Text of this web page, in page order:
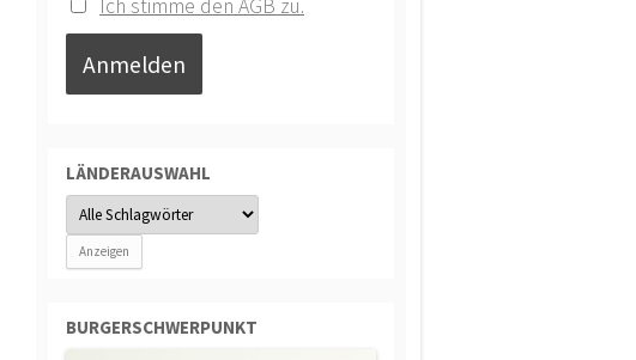
Ich stimme den AGB zu.
LÄNDERAUSWAHL
BURGERSCHWERPUNKT